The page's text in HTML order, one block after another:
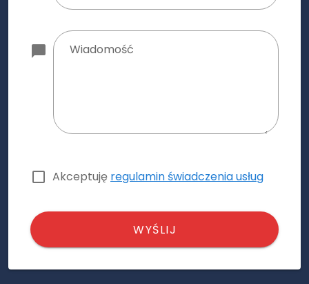
Wiadomość
Akceptuję regulamin świadczenia usług
WYŚLIJ